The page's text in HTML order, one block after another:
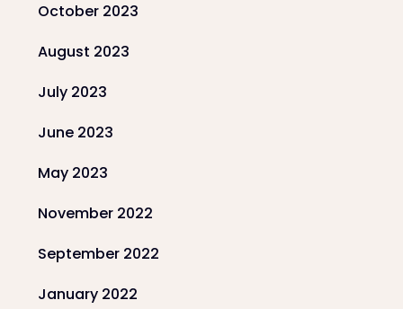
October 2023
August 2023
July 2023
June 2023
May 2023
November 2022
September 2022
January 2022